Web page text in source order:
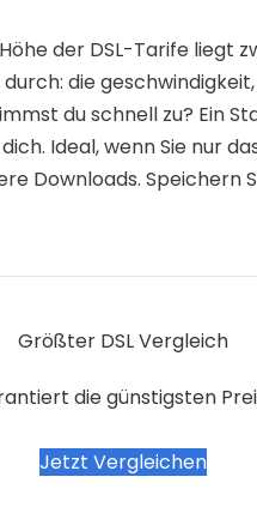
der DSL-Tarife liegt
die
du schnell zu? Ein
Ideal, wenn Sie nur
Downloads. Speichern
Größter DSL Vergleich
die günstigsten
Jetzt Vergleichen